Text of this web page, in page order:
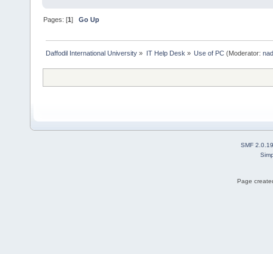
Pages: [1]Go Up
Daffodil International University » IT Help Desk » Use of PC(Moderator:
SMF 2.0.19
Page